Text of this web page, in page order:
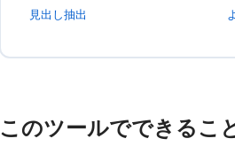
見出し抽出
このツールでできるこ